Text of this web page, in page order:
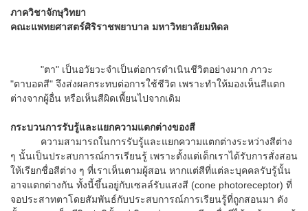
ภาควิชาจักษุวิทยา
คณะแพทยศาสตร์ศิริราชพยาบาล มหาวิทยาลัยมหิดล
"ตา" เป็นอวัยวะจำเป็นต่อการดำเนินชีวิตอย่างมาก ภาวะ
"ตาบอดสี" จึงส่งผลกระทบต่อการใช้ชีวิต เพราะทำให้มองเห็นสีแตก
ต่างจากผู้อื่น หรือเห็นสีผิดเพี้ยนไปจากเดิม
กระบวนการรับรู้และแยกความแตกต่างของสี
ความสามารถในการรับรู้และแยกความแตกต่างระหว่างสีต่าง
ๆ นั้นเป็นประสบการณ์การเรียนรู้ เพราะตั้งแต่เด็กเราได้รับการสั่งสอน
ให้เรียกชื่อสีต่าง ๆ ที่เราเห็นตามผู้สอน หากแต่สีที่แต่ละบุคคลรับรู้นั้น
อาจแตกต่างกัน ทั้งนี้ขึ้นอยู่กับเซลล์รับแสงสี (cone photoreceptor) ที่
จอประสาทตาโดยสัมพันธ์กับประสบการณ์การเรียนรู้ที่ถูกสอนมา ดัง